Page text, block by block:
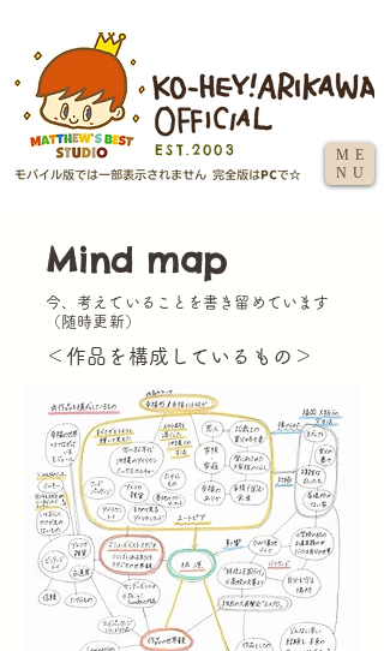
EST.2003
ME
NU
Mind map
​今、考えていることを書き留めています
（随時更新）
​＜作品を構成しているもの＞